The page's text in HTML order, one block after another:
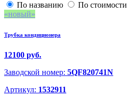
По названию
По стоимости
новый
Трубка кондиционера
12100 руб.
Заводской номер: 5QF820741N
Артикул: 1532911